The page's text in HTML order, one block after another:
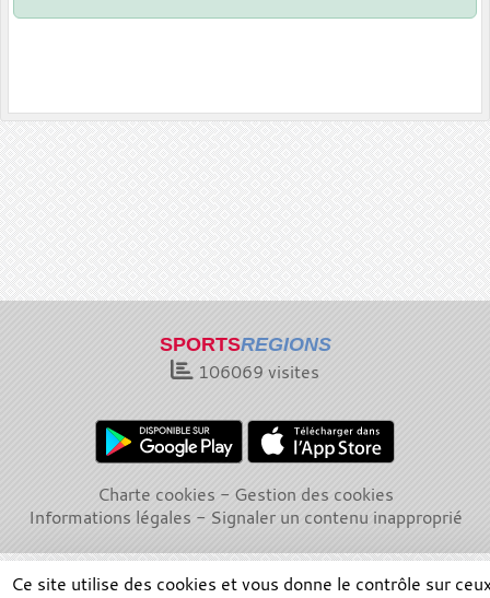
SPORTSREGIONS
106069 visites
Charte cookies
Gestion des cookies
Informations légales
Signaler un contenu inapproprié
Ce site utilise des cookies et vous donne le contrôle sur